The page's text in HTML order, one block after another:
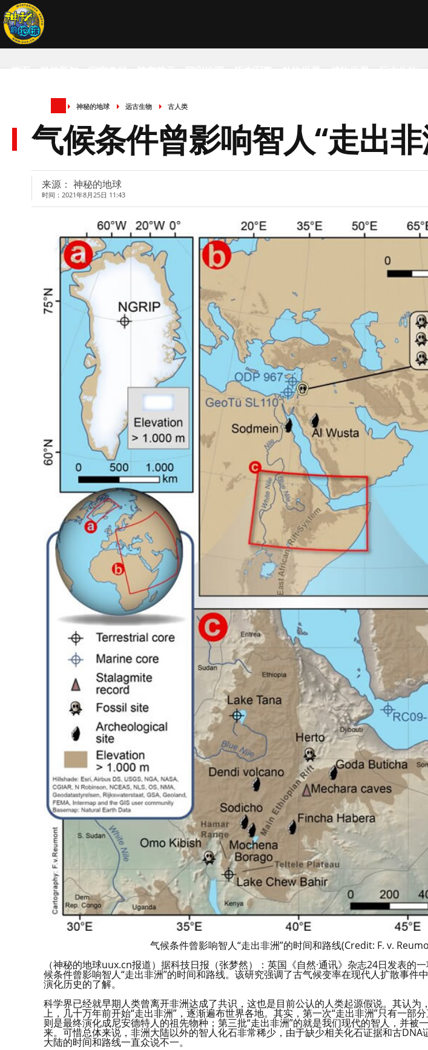
首页 科技新知 宇宙奥秘 航空航天 国家地理 历史军事 动物世界 植物世界 远古生物
神秘的地球 远古生物 古人类
气候条件曾影响智人“走出
来源： 神秘的地球
时间：2021年8月25日 11:43
气候条件曾影响智人“走出非洲”的时间和路线(Credit: F. v.
（神秘的地球uux.cn报道）据科技日报（张梦然）：英国《自然·通讯》杂志24日发表的
候条件曾影响智人“走出非洲”的时间和路线。该研究强调了古气候变率在现代人扩散事件
演化历史的了解。
科学界已经就早期人类曾离开非洲达成了共识，这也是目前公认的人类起源假说。其认为
上，几十万年前开始“走出非洲”，逐渐遍布世界各地。其实，第一次“走出非洲”只有一部
则是最终演化成尼安德特人的祖先物种；第三批“走出非洲”的就是我们现代的智人，并被
来。可惜总体来说，非洲大陆以外的智人化石非常稀少，由于缺少相关化石证据和古DNA
大陆的时间和路线一直众说不一。